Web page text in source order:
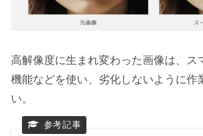
高解像度に生まれ変わった画像は、ス
機能などを使い、劣化しないように作
い。